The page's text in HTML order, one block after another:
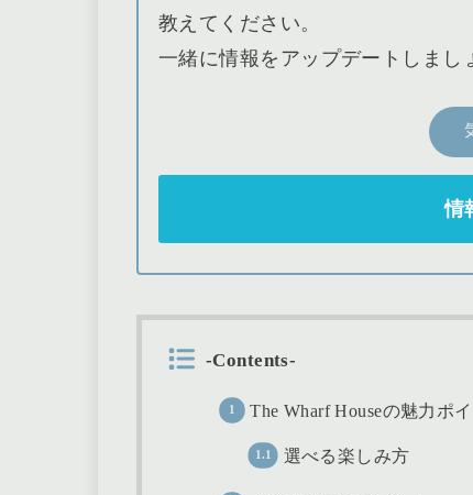
教えてください。
一緒に情報をアップデートしまし
情
-Contents-
The Wharf Houseの魅力ポ
選べる楽しみ方